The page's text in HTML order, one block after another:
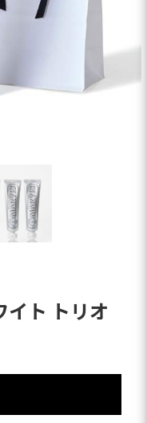
イト トリオ